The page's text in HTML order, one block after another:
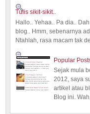
Tulis sikit-sikit..
Hallo.. Yehaa.. Pa dia..
blog.. Hmm, sebenarnya
Ntahlah, rasa macam tak de
Popular
Sejak mula
2012, saya
artikel atau
Blog ini.